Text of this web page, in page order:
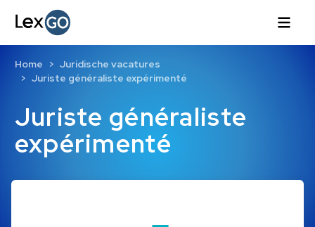
Juriste généraliste
expérimenté
Home
Juridische vacatures
Juriste généraliste expérimenté